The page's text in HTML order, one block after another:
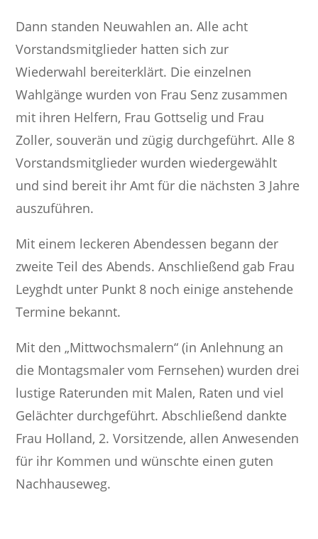
Dann standen Neuwahlen an. Alle acht
Vorstandsmitglieder hatten sich zur
Wiederwahl bereiterklärt. Die einzelnen
Wahlgänge wurden von Frau Senz zusammen
mit ihren Helfern, Frau Gottselig und Frau
Zoller, souverän und zügig durchgeführt. Alle 8
Vorstandsmitglieder wurden wiedergewählt
und sind bereit ihr Amt für die nächsten 3 Jahre
auszuführen.
Mit einem leckeren Abendessen begann der
zweite Teil des Abends. Anschließend gab Frau
Leyghdt unter Punkt 8 noch einige anstehende
Termine bekannt.
Mit den „Mittwochsmalern“ (in Anlehnung an
die Montagsmaler vom Fernsehen) wurden drei
lustige Raterunden mit Malen, Raten und viel
Gelächter durchgeführt. Abschließend dankte
Frau Holland, 2. Vorsitzende, allen Anwesenden
für ihr Kommen und wünschte einen guten
Nachhauseweg.